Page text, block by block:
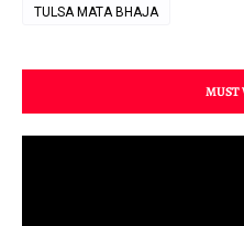
TULSA MATA BHAJA
MUST